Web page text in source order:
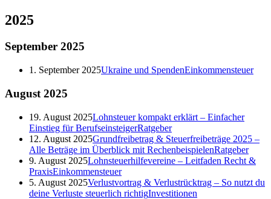
2025
September 2025
1. September 2025Ukraine und SpendenEinkommensteuer
August 2025
19. August 2025Lohnsteuer kompakt erklärt – Einfacher
Einstieg für BerufseinsteigerRatgeber
12. August 2025Grundfreibetrag & Steuerfreibeträge 2025 –
Alle Beträge im Überblick mit RechenbeispielenRatgeber
9. August 2025Lohnsteuerhilfevereine – Leitfaden Recht &
PraxisEinkommensteuer
5. August 2025Verlustvortrag & Verlustrücktrag – So nutzt du
deine Verluste steuerlich richtigInvestitionen